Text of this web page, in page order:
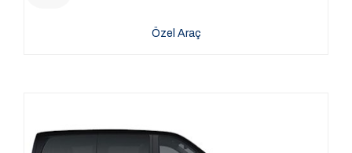
Özel Araç